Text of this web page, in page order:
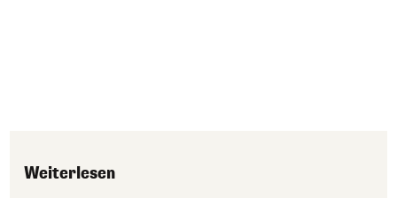
Weiterlesen